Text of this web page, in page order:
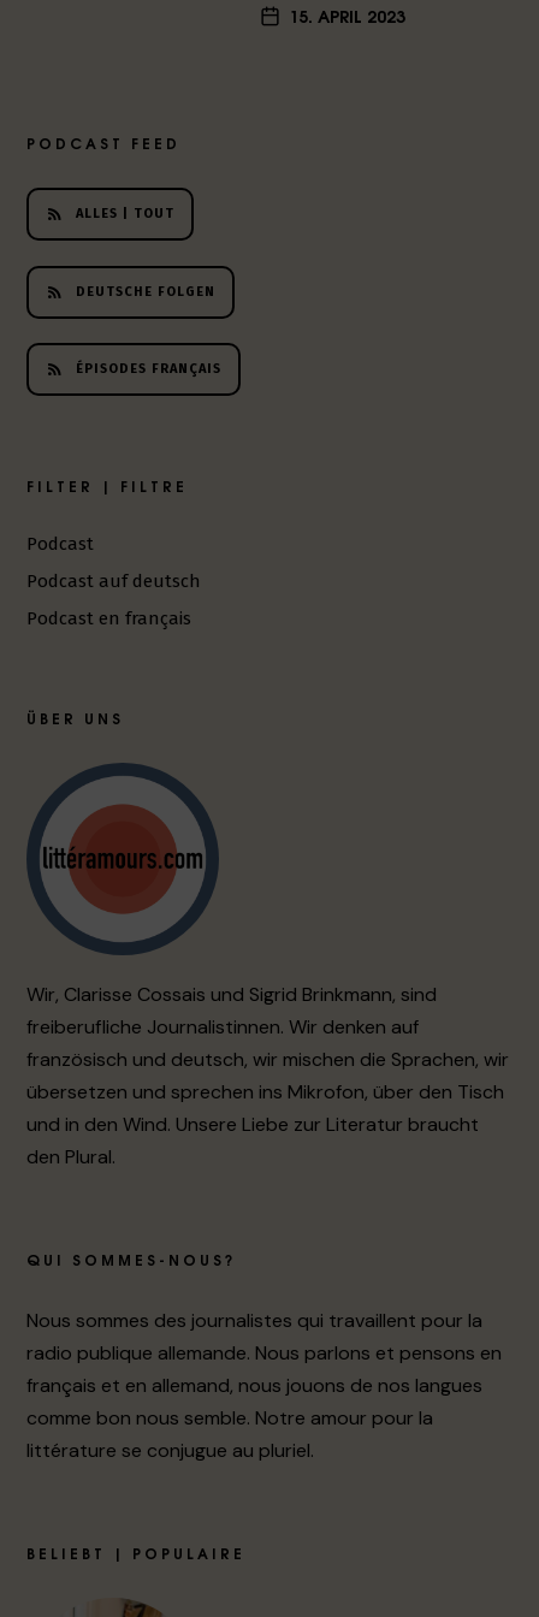
15. APRIL 2023
PODCAST FEED
ALLES | TOUT
DEUTSCHE FOLGEN
ÉPISODES FRANÇAIS
FILTER | FILTRE
Podcast
Podcast auf deutsch
Podcast en français
ÜBER UNS
Wir, Clarisse Cossais und Sigrid Brinkmann, sind
freiberufliche Journalistinnen. Wir denken auf
französisch und deutsch, wir mischen die Sprachen, wir
übersetzen und sprechen ins Mikrofon, über den Tisch
und in den Wind. Unsere Liebe zur Literatur braucht
den Plural.
QUI SOMMES-NOUS?
Nous sommes des journalistes qui travaillent pour la
radio publique allemande. Nous parlons et pensons en
français et en allemand, nous jouons de nos langues
comme bon nous semble. Notre amour pour la
littérature se conjugue au pluriel.
BELIEBT | POPULAIRE